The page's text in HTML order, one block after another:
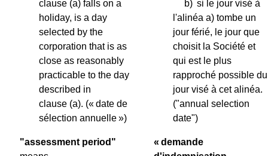
clause (a) falls on a
holiday, is a day
selected by the
corporation that is as
close as reasonably
practicable to the day
described in
clause (a). (« date de
sélection annuelle »)
"assessment period"
b) si le jour visé à
l'alinéa a) tombe un
jour férié, le jour que
choisit la Société et
qui est le plus
rapproché possible du
jour visé à cet alinéa.
("annual selection
date")
« demande